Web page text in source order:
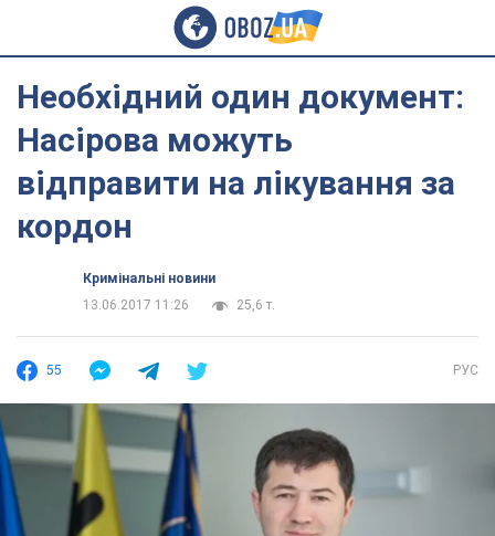
Необхідний один документ:
Насірова можуть
відправити на лікування за
кордон
Кримінальні новини
13.06.2017 11:26
25,6 т.
55 РУС